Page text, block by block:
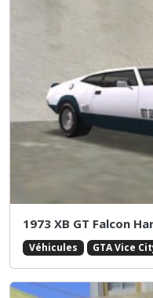
1973 XB GT Falcon
Véhicules GTA Vice